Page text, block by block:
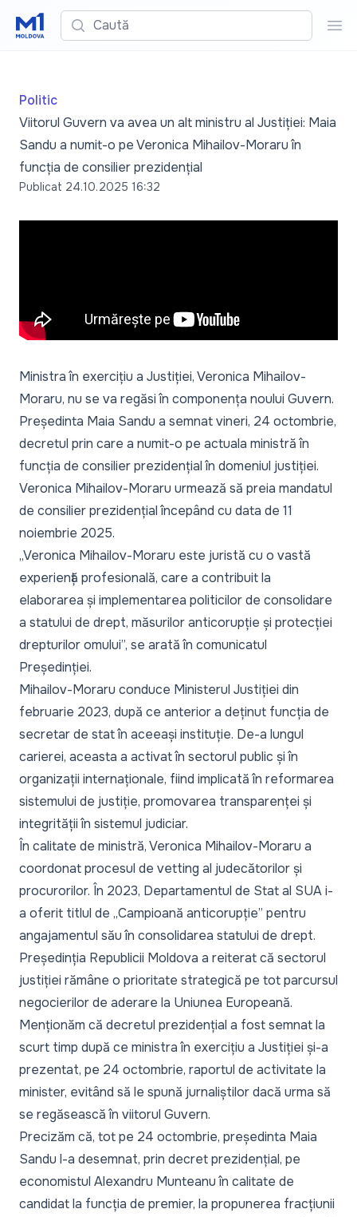
Caută
Politic
Viitorul Guvern va avea un alt ministru al Justiției: Maia
Sandu a numit-o pe Veronica Mihailov-Moraru în
funcția de consilier prezidențial
Publicat 24.10.2025 16:32
Ministra în exercițiu a Justiției, Veronica Mihailov-
Moraru, nu se va regăsi în componența noului Guvern.
Președinta Maia Sandu a semnat vineri, 24 octombrie,
decretul prin care a numit-o pe actuala ministră în
funcția de consilier prezidențial în domeniul justiției.
Veronica Mihailov-Moraru urmează să preia mandatul
de consilier prezidențial începând cu data de 11
noiembrie 2025.
„Veronica Mihailov-Moraru este juristă cu o vastă
experiență profesională, care a contribuit la
elaborarea și implementarea politicilor de consolidare
a statului de drept, măsurilor anticorupție și protecției
drepturilor omului”, se arată în comunicatul
Președinției.
Mihailov-Moraru conduce Ministerul Justiției din
februarie 2023, după ce anterior a deținut funcția de
secretar de stat în aceeași instituție. De-a lungul
carierei, aceasta a activat în sectorul public și în
organizații internaționale, fiind implicată în reformarea
sistemului de justiție, promovarea transparenței și
integrității în sistemul judiciar.
În calitate de ministră, Veronica Mihailov-Moraru a
coordonat procesul de vetting al judecătorilor și
procurorilor. În 2023, Departamentul de Stat al SUA i-
a oferit titlul de „Campioană anticorupție” pentru
angajamentul său în consolidarea statului de drept.
Președinția Republicii Moldova a reiterat că sectorul
justiției rămâne o prioritate strategică pe tot parcursul
negocierilor de aderare la Uniunea Europeană.
Menționăm că decretul prezidențial a fost semnat la
scurt timp după ce ministra în exercițiu a Justiției și-a
prezentat, pe 24 octombrie, raportul de activitate la
minister, evitând să le spună jurnaliștilor dacă urma să
se regăsească în viitorul Guvern.
Precizăm că, tot pe 24 octombrie, președinta Maia
Sandu l-a desemnat, prin decret prezidențial, pe
economistul Alexandru Munteanu în calitate de
candidat la funcția de premier, la propunerea fracțiunii